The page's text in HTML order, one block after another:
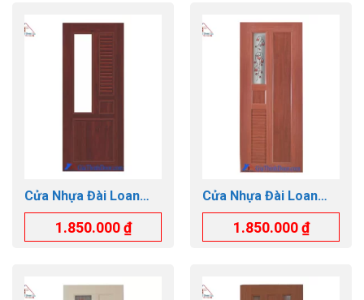
Cửa Nhựa Đài Loan
GTD.YB-47
1.850.000₫
Cửa Nhựa Đài Loan
GTD.YO-25
1.850.000₫